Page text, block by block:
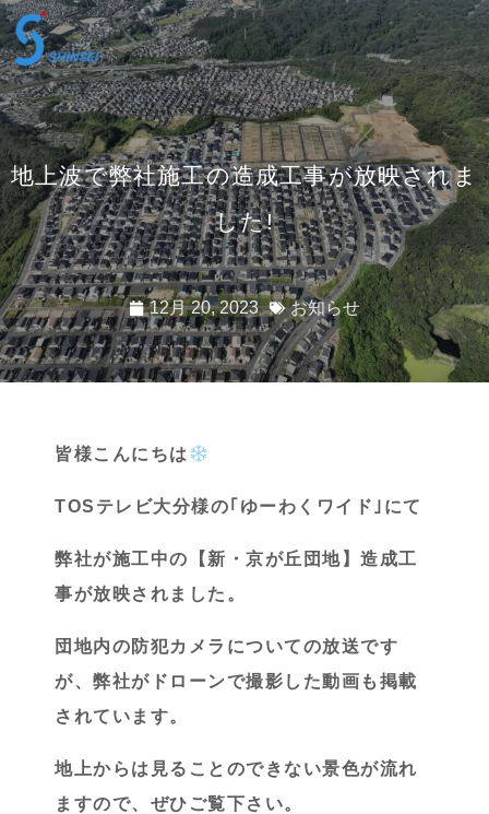
地上波で弊社施工の造成工事が放映されま
した!
12月 20, 2023 お知らせ
皆様こんにちは
TOSテレビ大分様の｢ゆーわくワイド｣にて
弊社が施工中の【新・京が丘団地】造成工
事が放映されました。
団地内の防犯カメラについての放送です
が、弊社がドローンで撮影した動画も掲載
されています。
地上からは見ることのできない景色が流れ
ますので、ぜひご覧下さい。